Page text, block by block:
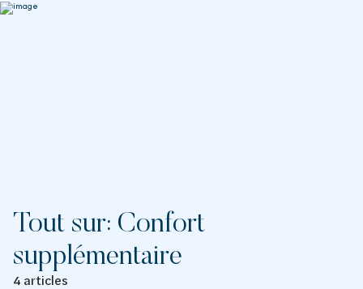
Tout sur: Confort
supplémentaire
4 articles